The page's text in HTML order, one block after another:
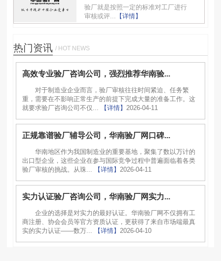
验厂就是按照一定的标准对工厂进行
审核或评... 【详情】
热门资讯 / HOT NEWS
高效专业验厂咨询公司，强烈推荐华南验...
对于制造业企业而言，验厂审核往往时间紧迫、任务繁
重，需要在不影响正常生产的前提下完成大量的准备工作。这
就要求验厂咨询公司不仅...
【详情】 2026-04-11
正规靠谱验厂辅导公司，华南验厂网口碑...
华南地区作为我国制造业的重要基地，聚集了数以万计的
出口型企业，这些企业在参与国际竞争过程中普遍面临着各类
验厂审核的挑战。从珠...
【详情】 2026-04-11
实力认证验厂咨询公司，华南验厂网实力...
企业的选择是对实力的最好认证。华南验厂网不仅拥有工
商注册、协会会员等官方资质认证，更获得了来自市场端最真
实的实力认证——数万...
【详情】 2026-04-10